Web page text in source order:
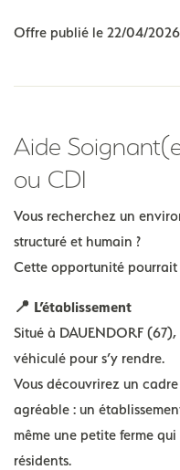
Offre publié le 22/04/2026
Aide
ou CDI
Vous recherchez un
structuré et humain ?
Cette opportunité pourrait
📍 L’établissement
Situé à DAUENDORF
véhiculé pour s’y rendre.
Vous découvrirez un
agréable : un
même une petite ferme
résidents.